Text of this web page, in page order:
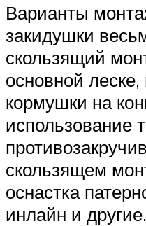
Варианты
закидушки
скользящий
основной
кормушки на
использование
скользящем
оснастка
инлайн и другие.